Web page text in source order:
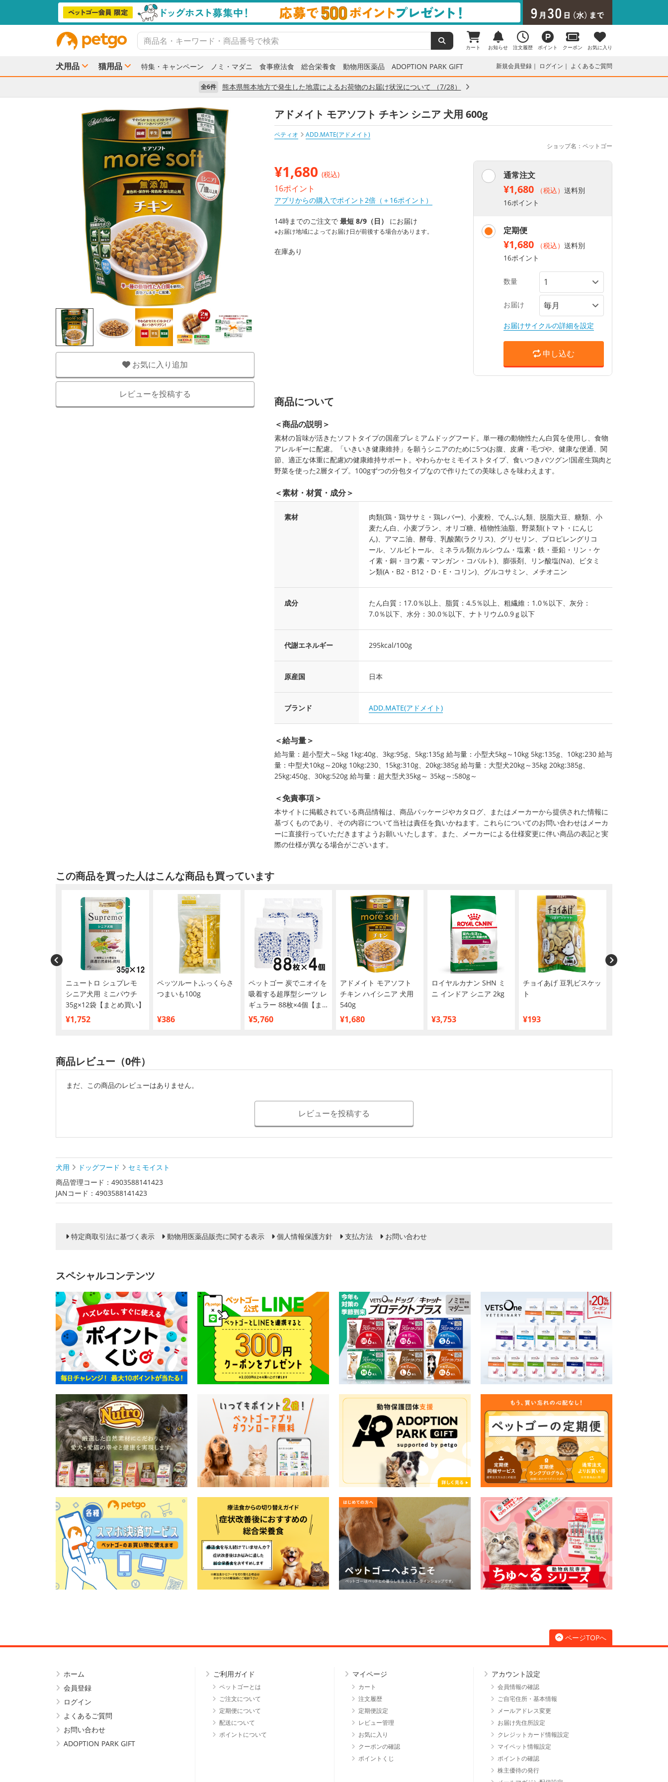
カート お知らせ 注文履歴 ポイント クーポン お気に入り
犬用品 猫用品 特集・キャンペーン ノミ・マダニ 食事療法食 総合栄養食 動物用医薬品 ADOPTION PARK GIFT 新規会員登録 ログイン よくあるご質問
全6件 熊本県熊本地方で発生した地震によるお荷物のお届け状況について （7/28）
お気に入り追加
レビューを投稿する
アドメイト モアソフト チキン シニア 犬用 600g
ペティオ
ADD.MATE(アドメイト)
ショップ名：ペットゴー
¥1,680 (税込)
16ポイント
アプリからの購入でポイント2倍（＋16ポイント）
14時までのご注文で 最短 8/9（日） にお届け
※お届け地域によってお届け日が前後する場合があります。
在庫あり
通常注文
¥1,680 （税込） 送料別
16ポイント
定期便
¥1,680 （税込） 送料別
16ポイント
数量
お届け
お届けサイクルの詳細を設定
申し込む
商品について
＜商品の説明＞
素材の旨味が活きたソフトタイプの国産プレミアムドッグフード。単一種の動物性たん白質を使用し、食物
アレルギーに配慮。「いきいき健康維持」を願うシニアのために5つ(お腹、皮膚・毛づや、健康な便通、関
節、適正な体重に配慮)の健康維持サポート。やわらかセミモイストタイプ、食いつきバツグン!国産生鶏肉と
野菜を使った2層タイプ。100gずつの分包タイプなので作りたての美味しさを味わえます。
＜素材・材質・成分＞
素材
肉類(鶏・鶏ササミ・鶏レバー)、小麦粉、でんぷん類、脱脂大豆、糖類、小
麦たん白、小麦ブラン、オリゴ糖、植物性油脂、野菜類(トマト・にんじ
ん)、アマニ油、酵母、乳酸菌(ラクリス)、グリセリン、プロピレングリコ
ール、ソルビトール、ミネラル類(カルシウム・塩素・鉄・亜鉛・リン・ケ
イ素・銅・ヨウ素・マンガン・コバルト)、膨張剤、リン酸塩(Na)、ビタミ
ン類(A・B2・B12・D・E・コリン)、グルコサミン、メチオニン
成分
たん白質：17.0％以上、脂質：4.5％以上、粗繊維：1.0％以下、灰分：
7.0％以下、水分：30.0％以下、ナトリウム0.9ｇ以下
代謝エネルギー 295kcal/100g
原産国 日本
ブランド ADD.MATE(アドメイト)
＜給与量＞
給与量：超小型犬～5kg 1kg:40g、3kg:95g、5kg:135g 給与量：小型犬5kg～10kg 5kg:135g、10kg:230 給与
量：中型犬10kg～20kg 10kg:230、15kg:310g、20kg:385g 給与量：大型犬20kg～35kg 20kg:385g、
25kg:450g、30kg:520g 給与量：超大型犬35kg～ 35kg～:580g～
＜免責事項＞
本サイトに掲載されている商品情報は、商品パッケージやカタログ、またはメーカーから提供された情報に
基づくものであり、その内容について当社は責任を負いかねます。これらについてのお問い合わせはメーカ
ーに直接行っていただきますようお願いいたします。また、メーカーによる仕様変更に伴い商品の表記と実
際の仕様が異なる場合がございます。
この商品を買った人はこんな商品も買っています
ニュートロ シュプレモ
シニア犬用 ミニパウチ
35g×12袋【まとめ買い】
¥1,752
ペッツルートふっくらさ
つまいも100g
¥386
ペットゴー 炭でニオイを
吸着する超厚型シーツ レ
ギュラー 88枚×4個【ま
とめ買い】
¥5,760
アドメイト モアソフト
チキン ハイシニア 犬用
540g
¥1,680
ロイヤルカナン SHN ミ
ニ インドア シニア 2kg
¥3,753
チョイあげ 豆乳ビスケッ
ト
¥193
商品レビュー（0件）
まだ、この商品のレビューはありません。
レビューを投稿する
犬用 ドッグフード
セミモイスト
商品管理コード：4903588141423
JANコード：4903588141423
特定商取引法に基づく表示 動物用医薬品販売に関する表示 個人情報保護方針 支払方法 お問い合わせ
スペシャルコンテンツ
ページTOPへ
ホーム
会員登録
ログイン
よくあるご質問
お問い合わせ
ADOPTION PARK GIFT
ご利用ガイド
ペットゴーとは
ご注文について
定期便について
配送について
ポイントについて
マイページ
カート
注文履歴
定期便設定
レビュー管理
お気に入り
クーポンの確認
ポイントくじ
アカウント設定
会員情報の確認
ご自宅住所・基本情報
メールアドレス変更
お届け先住所設定
クレジットカード情報設定
マイペット情報設定
ポイントの確認
株主優待の発行